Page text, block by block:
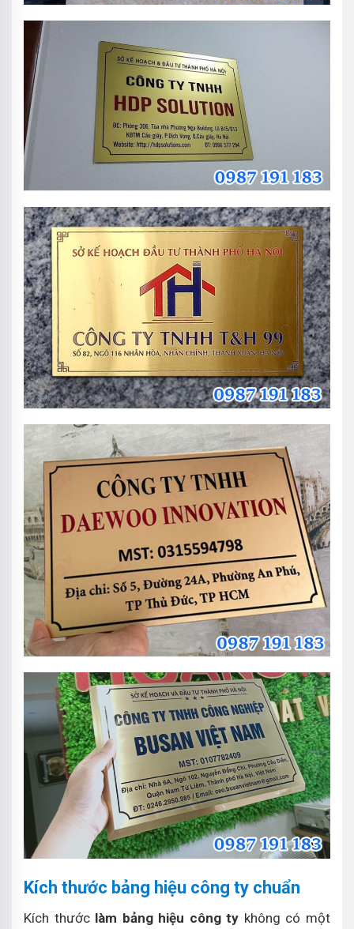
Kích thước bảng hiệu công ty chuẩn
Kích thước làm bảng hiệu công ty không có một